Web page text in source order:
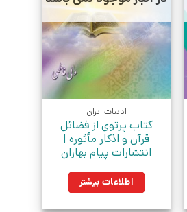
ادبیات ایران
کتاب پرتوی از فضائل
قرآن و اذکار مأثوره |
انتشارات پیام بهاران
اطلاعات بیشتر